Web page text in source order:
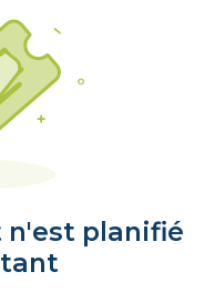
n'est planifié